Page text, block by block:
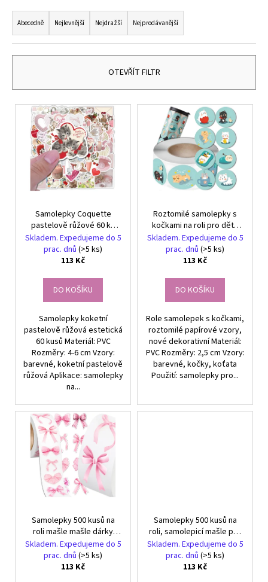
Ř
a
z
e
í
p
Abecedně Nejlevnější Nejdražší Nejprodávanější
OTEVŘÍT FILTR
V
Samolepky Coquette
pastelově růžové 60 ks
DIY dekorace
Skladem. Expedujeme do 5
prac. dnů (>5 ks)
113 Kč
DO KOŠÍKU
Samolepky koketní
pastelově růžová estetická
60 kusů Materiál: PVC
Rozměry: 4-6 cm Vzory:
barevné, koketní pastelově
růžová Aplikace: samolepky
na...
Roztomilé samolepky s
kočkami na roli pro děti,
sada 500 barevných DIY
dekorací
Skladem. Expedujeme do 5
prac. dnů (>5 ks)
113 Kč
DO KOŠÍKU
Role samolepek s kočkami,
roztomilé papírové vzory,
nové dekorativní Materiál:
PVC Rozměry: 2,5 cm Vzory:
barevné, kočky, koťata
Použití: samolepky pro...
Samolepky 500 kusů na
roli mašle mašle dárky
samolepící růžové
Skladem. Expedujeme do 5
prac. dnů (>5 ks)
113 Kč
Samolepky 500 kusů na
roli, samolepicí mašle pro
děti, růžové
Skladem. Expedujeme do 5
prac. dnů (>5 ks)
113 Kč
CARDÍACO
JASPIS
TYRKYSOVÝ
-
KAMENY
427